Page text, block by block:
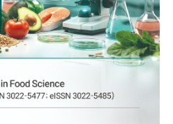
라 생성되는 항산화
contact us at